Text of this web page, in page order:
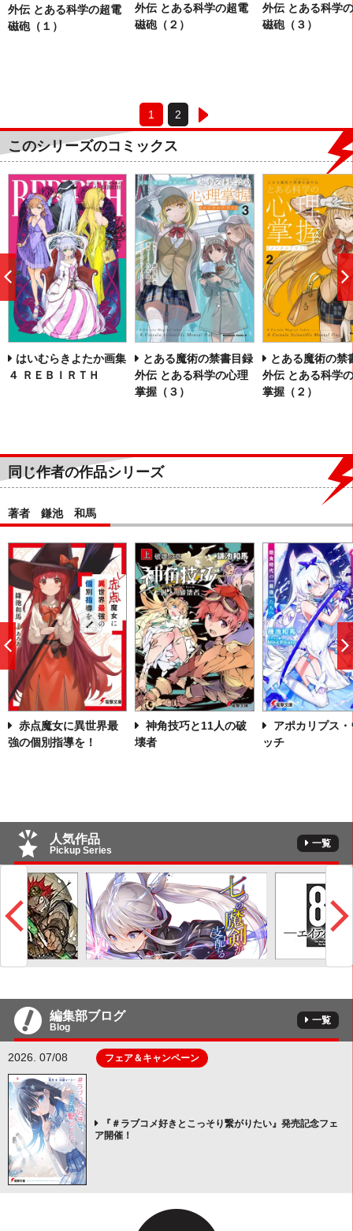
外伝 とある科学の超電
磁砲（１）
外伝 とある科学の超電
磁砲（２）
外伝 とある科学
磁砲（３）
1 2
このシリーズのコミックス
はいむらきよたか画集
４ ＲＥＢＩＲＴＨ
とある魔術の禁書目録
外伝 とある科学の心理
掌握（３）
とある魔術の禁
外伝 とある科学
掌握（２）
前
へ
同じ作者の作品シリーズ
著者 鎌池 和馬
赤点魔女に異世界最
強の個別指導を！
神角技巧と11人の破
壊者
アポカリプス・
ッチ
前
へ
人気作品
Pickup Series
一覧
編集部ブログ
Blog
一覧
2026. 07/08 フェア＆キャンペーン
『＃ラブコメ好きとこっそり繋がりたい』発売記念フェ
ア開催！